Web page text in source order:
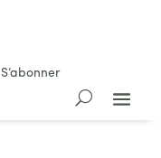
S’abonner